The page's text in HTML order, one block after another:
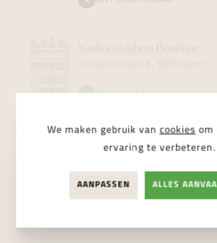
Vanhoutteghem Boutique
BESCHIKBAAR
Vanhoutteghem Jewelry
NIET BESCHIKBAAR
We maken gebruik van cookies om
ervaring te verbeteren.
AANPASSEN ALLES